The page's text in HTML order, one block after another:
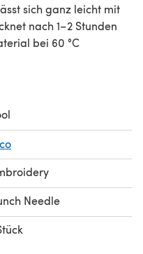
sich ganz leicht mit
nach 1–2 Stunden
bei 60 °C
Needle